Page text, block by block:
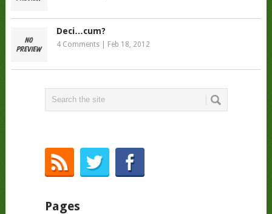
Deci…cum?
4 Comments| Feb 18, 2012
Pages